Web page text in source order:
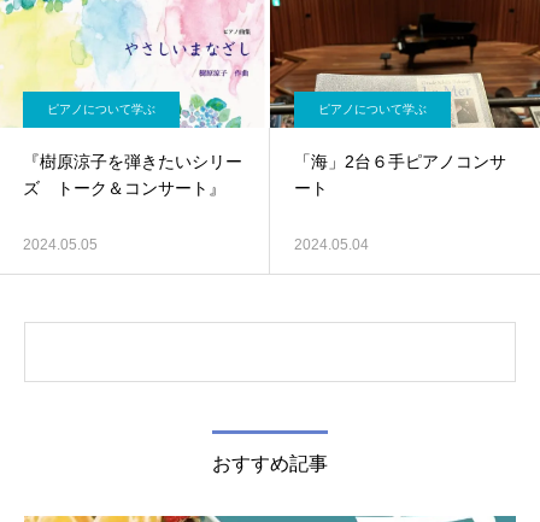
ピアノについて学ぶ
『樹原涼子を弾きたいシリー
ズ トーク＆コンサート』
2024.05.05
ピアノについて学ぶ
「海」2台６手ピアノコンサ
ート
2024.05.04
おすすめ記事